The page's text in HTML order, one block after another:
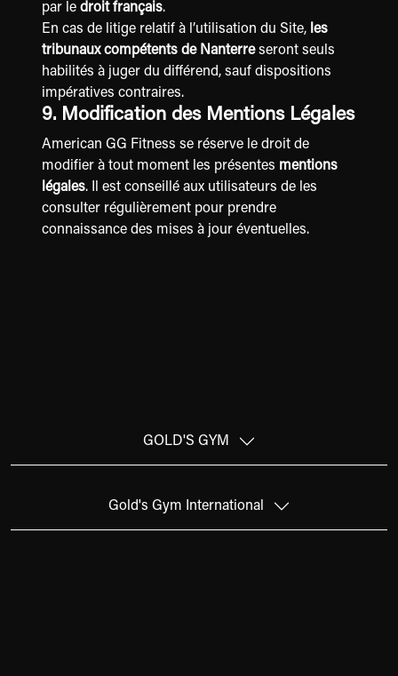
par ledroit français.
En cas de litige relatif à l’utilisation du Site, les
tribunaux compétents de Nanterreseront seuls
habilités à juger du différend, sauf dispositions
impératives contraires.
9. Modification des Mentions Légales
American GG Fitness se réserve le droit de
modifier à tout moment les présentes mentions
légales. Il est conseillé aux utilisateurs de les
consulter régulièrement pour prendre
connaissance des mises à jour éventuelles.
GOLD'S GYM
Gold's Gym International